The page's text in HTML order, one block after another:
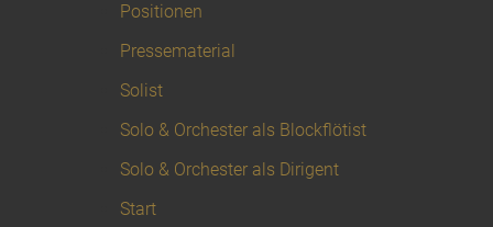
Positionen
Pressematerial
Solist
Solo & Orchester als Blockflötist
Solo & Orchester als Dirigent
Start